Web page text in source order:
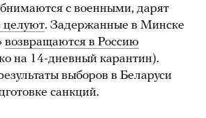
с военными, дарят
целуют. Задержанные в Минске
возвращаются в Россию
на 14-дневный карантин).
выборов в Беларуси
санкций.